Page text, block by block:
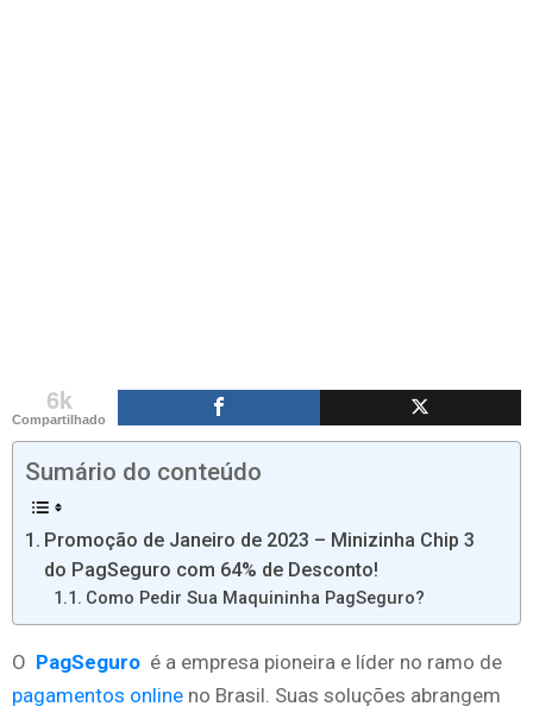
6k
Compartilhado
Sumário do conteúdo
Promoção de Janeiro de 2023 – Minizinha Chip 3
do PagSeguro com 64% de Desconto!
Como Pedir Sua Maquininha PagSeguro?
O PagSeguro é a empresa pioneira e líder no ramo de
pagamentos online no Brasil. Suas soluções abrangem